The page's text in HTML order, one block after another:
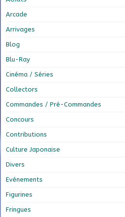
Arcade
Arrivages
Blog
Blu-Ray
Cinéma / Séries
Collectors
Commandes / Pré-Commandes
Concours
Contributions
Culture Japonaise
Divers
Evénements
Figurines
Fringues